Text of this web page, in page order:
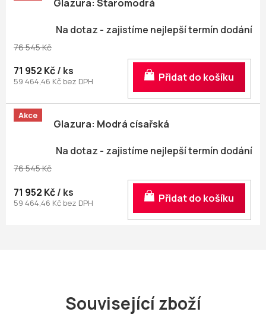
Glazura: Staromodrá
76 545 Kč
71 952 Kč/ ks
59 464,46 Kč bez DPH
Na dotaz - zajistíme nejlepší termín dodání
Do košíku
Akce
Glazura: Modrá císařská
76 545 Kč
71 952 Kč/ ks
59 464,46 Kč bez DPH
Na dotaz - zajistíme nejlepší termín dodání
Do košíku
Související zboží